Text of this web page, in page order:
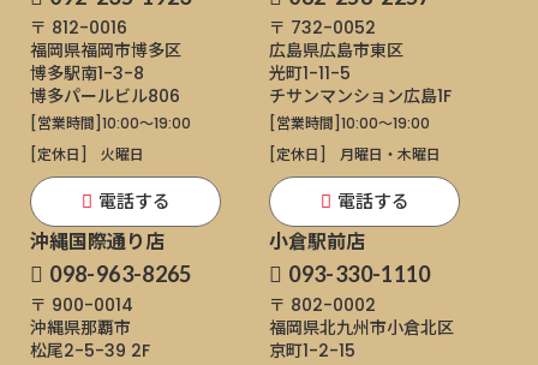
〒 812-0016
福岡県福岡市博多区
博多駅南1-3-8
博多パールビル806
[営業時間] 10:00～19:00
[定休日]
火曜日
電話する
〒 732-0052
広島県広島市東区
光町1-11-5
チサンマンション広島1F
[営業時間] 10:00～19:00
[定休日]
月曜日・木曜日
電話する
沖縄国際通り店
098-963-8265
〒 900-0014
沖縄県那覇市
松尾2-5-39 2F
小倉駅前店
093-330-1110
〒 802-0002
福岡県北九州市小倉北区
京町1-2-15